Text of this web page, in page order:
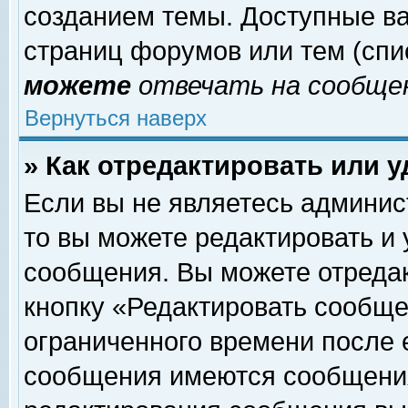
созданием темы. Доступные
страниц форумов или тем
можете отвечать на
Вернуться наверх
» Как отредактировать или
Если вы не являетесь
то вы можете редактировать и
сообщения. Вы можете
кнопку «Редактировать
ограниченного времени
сообщения имеются